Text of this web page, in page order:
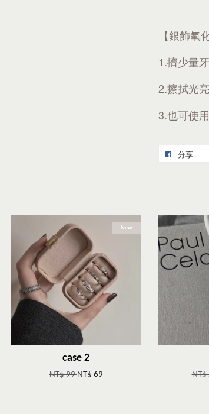
【銀飾氧
1.擠少量
2.擦拭光
3.也可使
分享
New
case 2
NT$ 99NT$ 69